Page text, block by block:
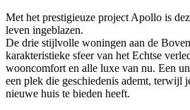
Met het prestigieuze project Apollo is
leven ingeblazen.
De drie stijlvolle woningen aan de
karakteristieke sfeer van het Echtse
wooncomfort en alle luxe van nu. Een
een plek die geschiedenis ademt, terwijl
nieuwe huis te bieden heeft.